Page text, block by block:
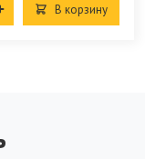
В корзину